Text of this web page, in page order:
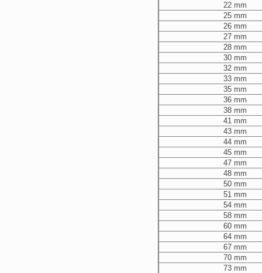
22 mm
25 mm
26 mm
27 mm
28 mm
30 mm
32 mm
33 mm
35 mm
36 mm
38 mm
41 mm
43 mm
44 mm
45 mm
47 mm
48 mm
50 mm
51 mm
54 mm
58 mm
60 mm
64 mm
67 mm
70 mm
73 mm